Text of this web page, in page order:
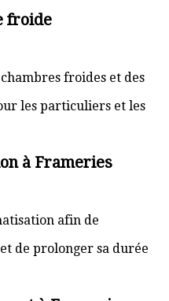
froide
froides et des
les particuliers et les
à Frameries
afin de
de prolonger sa durée